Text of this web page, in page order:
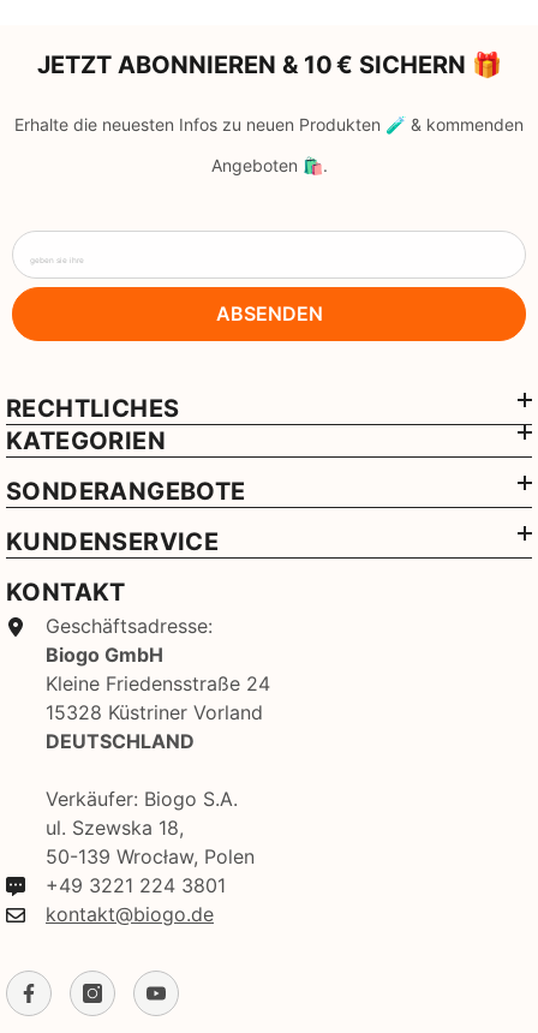
JETZT ABONNIEREN & 10 € SICHERN 🎁
Erhalte die neuesten Infos zu neuen Produkten 🧪 & kommenden
Angeboten 🛍️.
geben sie ihre
ABSENDEN
RECHTLICHES
KATEGORIEN
SONDERANGEBOTE
KUNDENSERVICE
KONTAKT
Geschäftsadresse:
Biogo GmbH
Kleine Friedensstraße 24
15328 Küstriner Vorland
DEUTSCHLAND
Verkäufer: Biogo S.A.
ul. Szewska 18,
50-139 Wrocław, Polen
+49 3221 224 3801
kontakt@biogo.de